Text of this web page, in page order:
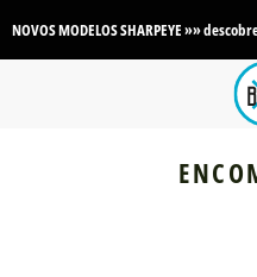
NOVOS MODELOS SHARPEYE »»